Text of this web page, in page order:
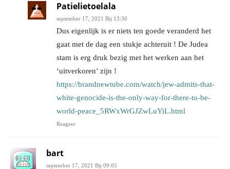
Patielietoelala
september 17, 2021 Bij 13:30
Dus eigenlijk is er niets ten goede veranderd het
gaat met de dag een stukje achteruit ! De Judea
stam is erg druk bezig met het werken aan het
‘uitverkoren’ zijn !
https://brandnewtube.com/watch/jew-admits-that-
white-genocide-is-the-only-way-for-there-to-be-
world-peace_5RWxWrGJZwLuYiL.html
Reageer
bart
september 17, 2021 Bij 09:05